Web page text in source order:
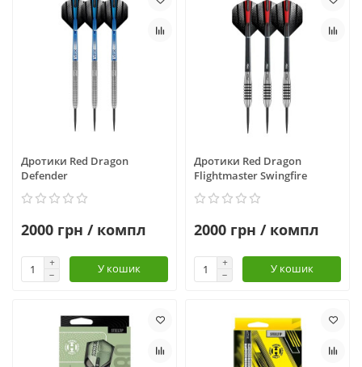
Дротики Red Dragon
Defender
2000 грн / компл
У кошик
Дротики Red Dragon
Flightmaster Swingfire
2000 грн / компл
У кошик